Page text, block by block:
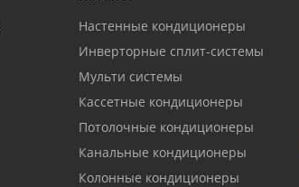
Настенные кондиционеры
Инверторные сплит-системы
Мульти системы
Кассетные кондиционеры
Потолочные кондиционеры
Канальные кондиционеры
Колонные кондиционеры